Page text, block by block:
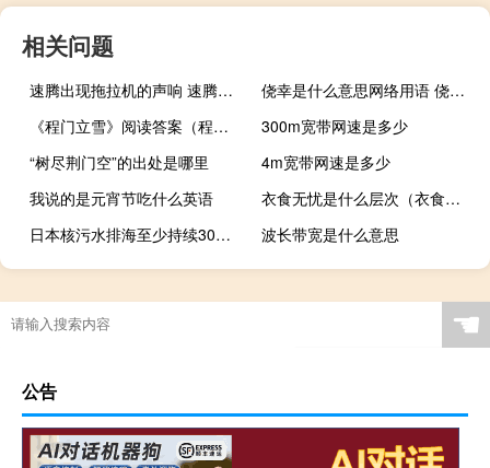
相关问题
速腾出现拖拉机的声响 速腾为什么下雨天升降机异响就消失
侥幸是什么意思网络用语 侥幸是什么意思
《程门立雪》阅读答案（程门立雪阅读答案）
300m宽带网速是多少
“树尽荆门空”的出处是哪里
4m宽带网速是多少
我说的是元宵节吃什么英语
衣食无忧是什么层次（衣食无忧）
日本核污水排海至少持续30年 核污水七成核放射性元素超标
波长带宽是什么意思
☚
公告